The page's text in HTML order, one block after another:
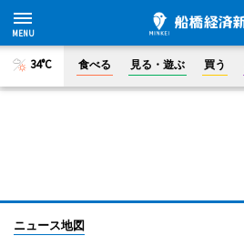
34°C 食べる 見る・遊ぶ 買う
ニュース地図